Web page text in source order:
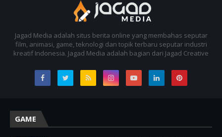
Jagad Media adalah situs berita online yang membahas seputar
film, animasi, game, teknologi dan topik terbaru seputar industri
kreatif Indonesia. Jagad Media adalah bagian dari Jagad Creative
GAME